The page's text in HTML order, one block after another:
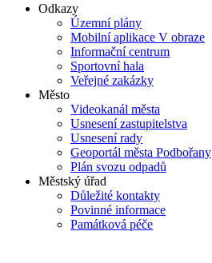
Odkazy
Územní plány
Mobilní aplikace V obraze
Informační centrum
Sportovní hala
Veřejné zakázky
Město
Videokanál města
Usnesení zastupitelstva
Usnesení rady
Geoportál města Podbořany
Plán svozu odpadů
Městský úřad
Důležité kontakty
Povinné informace
Památková péče